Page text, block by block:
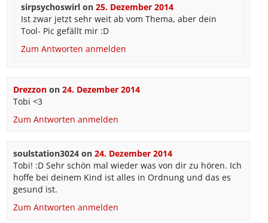
sirpsychoswirl on25. Dezember 2014
Ist zwar jetzt sehr weit ab vom Thema, aber dein
Tool- Pic gefällt mir :D
Zum Antworten anmelden
Drezzonon 24. Dezember 2014
Tobi <3
Zum Antworten anmelden
soulstation3024on 24. Dezember 2014
Tobi! :D Sehr schön mal wieder was von dir zu hören. Ich
hoffe bei deinem Kind ist alles in Ordnung und das es
gesund ist.
Zum Antworten anmelden